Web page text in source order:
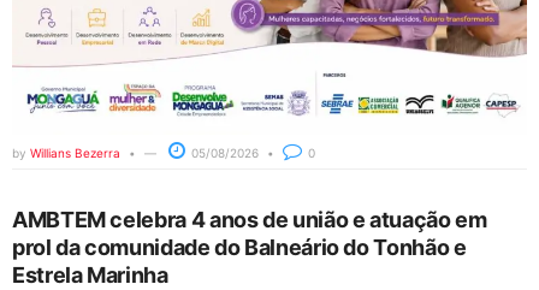
by Willians Bezerra 05/08/2026 0
AMBTEM celebra 4 anos de união e atuação em
prol da comunidade do Balneário do Tonhão e
Estrela Marinha